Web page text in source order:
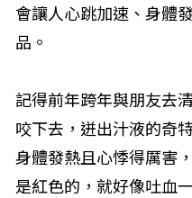
會讓人心跳加速、身體
品。
記得前年跨年與朋友去
咬下去，迸出汁液的奇
身體發熱且心悸得厲害
是紅色的，就好像吐血